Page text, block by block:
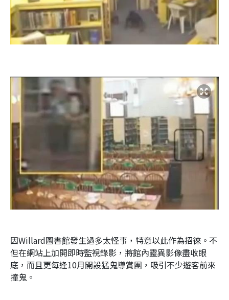
因Willard圖書館發生過多太怪事，特意以此作為招徠。不
但在網站上加開即時監視錄影，將館內靈異影像盡收眼
底，而且更每逢10月開設猛鬼導賞團，吸引不少遊客前來
撞鬼。